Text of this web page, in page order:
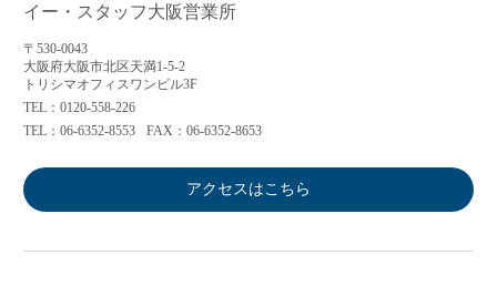
イー・スタッフ大阪営業所
〒530-0043
大阪府大阪市北区天満1-5-2
トリシマオフィスワンビル3F
TEL：0120-558-226
TEL：06-6352-8553
FAX：06-6352-8653
アクセスはこちら